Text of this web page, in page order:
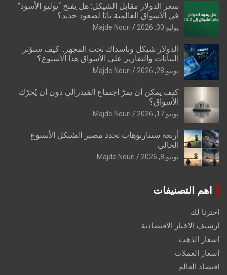
سعر الدولار مقابل الشيكل: هل يفتح “يوليو الأسود”
في الأسواق العالمية بابًا لصعود جديد؟
يوليو 30, 2026 Majde Nouri
الدولار شيكل وناسداك تحت المجهر.. كيف ستؤثر
البيانات والتقارير على الأسواق هذا الأسبوع؟
يونيو 28, 2026 Majde Nouri
كيف يمكن أن يمرّ اجتماع الفيدرالي دون أن يُحرّك
الأسواق؟
يونيو 17, 2026 Majde Nouri
أربعة سيناريوهات تحدد مصير الشيكل الأسبوع
الحالي
يونيو 8, 2026 Majde Nouri
اهم التصنيفات
اخترنا لك
ارشيف الاخبار الاقتصادية
اسعار الذهب
اسعار العملات
اقتصاد العالم